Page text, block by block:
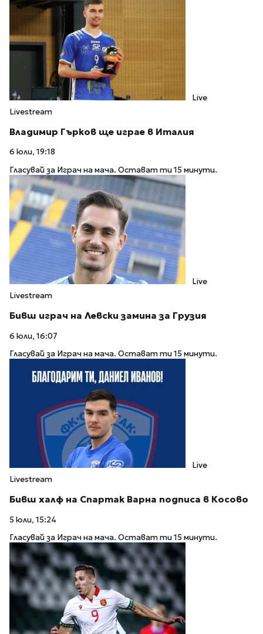
Live
Livestream
Владимир Гърков ще играе в Италия
6 юли, 19:18
Гласувай за Играч на мача. Остават ти 15 минути.
Live
Livestream
Бивш играч на Левски замина за Грузия
6 юли, 16:07
Гласувай за Играч на мача. Остават ти 15 минути.
Live
Livestream
Бивш халф на Спартак Варна подписа в Косово
5 юли, 15:24
Гласувай за Играч на мача. Остават ти 15 минути.